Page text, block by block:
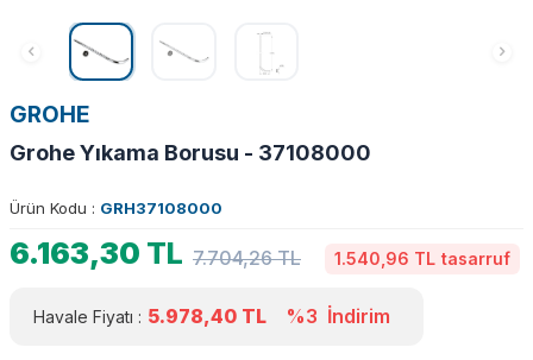
GROHE
Grohe Yıkama Borusu - 37108000
Ürün Kodu : GRH37108000
6.163,30 TL 7.704,26TL 1.540,96 TL tasarruf
Havale Fiyatı : 5.978,40 TL %3 İndirim